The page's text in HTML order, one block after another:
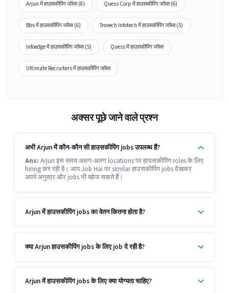
Arjun में हाउसकीपिंग जॉब्स (8) Quess Corp में हाउसकीपिंग जॉब्स (6)
Bbs में हाउसकीपिंग जॉब्स (6) Trovech Infotech में हाउसकीपिंग जॉब्स (5)
Infoedge में हाउसकीपिंग जॉब्स (5) Quess में हाउसकीपिंग जॉब्स
Ultimate Recruiters में हाउसकीपिंग जॉब्स
अक्सर पूछे जाने वाले प्रश्न
अभी Arjun में कौन-कौन सी हाउसकीपिंग jobs उपलब्ध हैं?
Ans: Arjun इस समय अलग-अलग locations पर हाउसकीपिंग roles के लिए
hiring कर रही है। आप Job Hai पर similar हाउसकीपिंग jobs देखकर
अपने अनुसार और jobs भी खोज सकते हैं।
Arjun में हाउसकीपिंग jobs का वेतन कितना होता है?
क्या Arjun हाउसकीपिंग jobs के लिए job दे रही है?
Arjun में हाउसकीपिंग jobs के लिए क्या योग्यता चाहिए?